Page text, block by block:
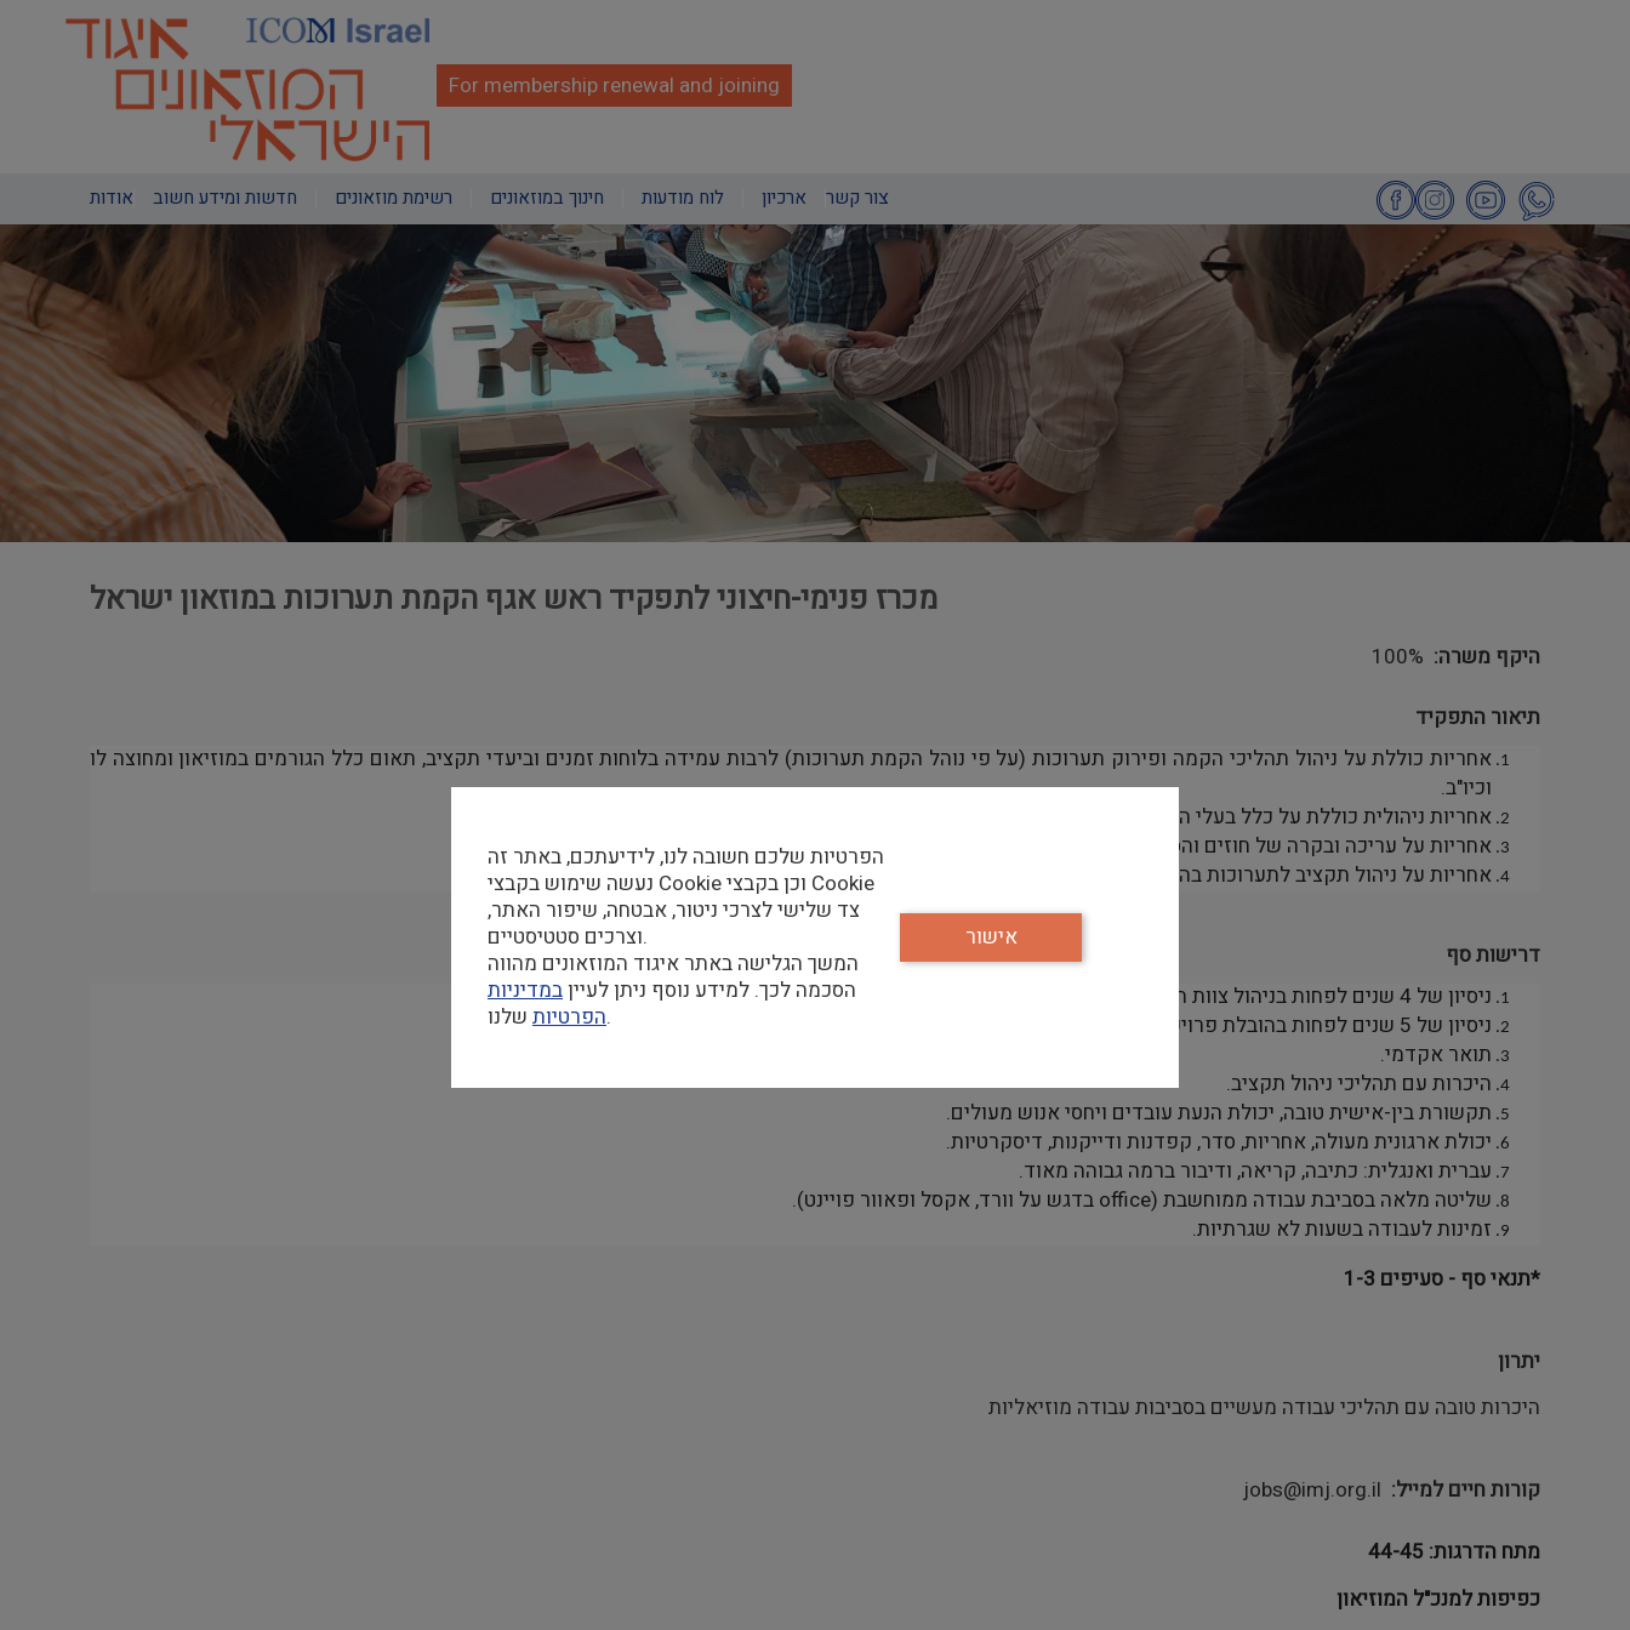
For membership renewal and joining
Main
navigation
אודות חדשות ומידע חשוב רשימת מוזאונים חינוך במוזאונים לוח מודעות ארכיון צור קשר
מכרז פנימי-חיצוני לתפקיד ראש אגף הקמת תערוכות במוזאון ישראל
היקף משרה 100%
תיאור התפקיד
אחריות כוללת על ניהול תהליכי הקמה ופירוק תערוכות (על פי נוהל הקמת תערוכות) לרבות עמידה בלוחות זמנים וביעדי תקציב, תאום כלל הגורמים במוזיאון ומחוצה לו
וכיו"ב.
אחריות ניהולית כוללת על כלל בעלי התפקידים במחלקות המעורבות ביצירה והקמה של תערוכות.
אחריות על עריכה ובקרה של חוזים והסכמים הקשורים בהקמה/פירוק תערוכות ובפן המנהלי של האוספים.
אחריות על ניהול תקציב לתערוכות בהתאם להגדרות ההנהלה.
דרישות סף
ניסיון של 4 שנים לפחות בניהול צוות המונה מינימום שמונה עובדים.
ניסיון של 5 שנים לפחות בהובלת פרויקטים מורכבים.
תואר אקדמי.
היכרות עם תהליכי ניהול תקציב.
תקשורת בין-אישית טובה, יכולת הנעת עובדים ויחסי אנוש מעולים.
יכולת ארגונית מעולה, אחריות, סדר, קפדנות ודייקנות, דיסקרטיות.
עברית ואנגלית: כתיבה, קריאה, ודיבור ברמה גבוהה מאוד.
שליטה מלאה בסביבת עבודה ממוחשבת (office בדגש על וורד, אקסל ופאוור פויינט).
זמינות לעבודה בשעות לא שגרתיות.
*תנאי סף - סעיפים 1-3
יתרון
היכרות טובה עם תהליכי עבודה מעשיים בסביבות עבודה מוזיאליות
קורות חיים למייל jobs@imj.org.il
מתח הדרגות: 44-45
כפיפות למנכ"ל המוזיאון
הפרטיות שלכם חשובה לנו, לידיעתכם, באתר זה
נעשה שימוש בקבצי Cookie וכן בקבצי Cookie
צד שלישי לצרכי ניטור, אבטחה, שיפור האתר,
וצרכים סטטיסטיים.
המשך הגלישה באתר איגוד המוזאונים מהווה
הסכמה לכך. למידע נוסף ניתן לעייןבמדיניות
הפרטיותשלנו.
אישור